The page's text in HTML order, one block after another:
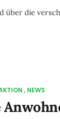
über die
NEWS